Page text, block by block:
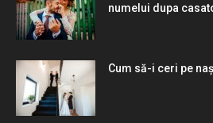
numelui dupa
Cum să-i ceri pe